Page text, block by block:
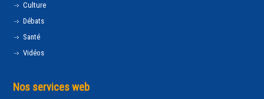
Culture
Débats
Santé
Vidéos
Nos services web